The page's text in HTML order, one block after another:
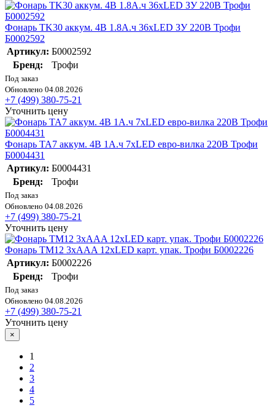
Фонарь TK30 аккум. 4В 1.8А.ч 36хLED ЗУ 220В Трофи
Б0002592
Артикул: Б0002592
Бренд:
Трофи
Под заказ
Обновлено 04.08.2026
+7 (499) 380-75-21
Уточнить цену
Фонарь TA7 аккум. 4В 1А.ч 7хLED евро-вилка 220В Трофи
Б0004431
Артикул: Б0004431
Бренд:
Трофи
Под заказ
Обновлено 04.08.2026
+7 (499) 380-75-21
Уточнить цену
Фонарь TM12 3хAAA 12хLED карт. упак. Трофи Б0002226
Артикул: Б0002226
Бренд:
Трофи
Под заказ
Обновлено 04.08.2026
+7 (499) 380-75-21
Уточнить цену
×
1
2
3
4
5